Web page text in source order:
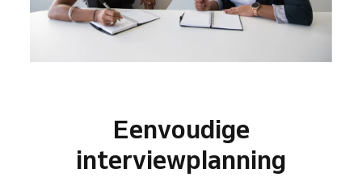
Eenvoudige
interviewplanning